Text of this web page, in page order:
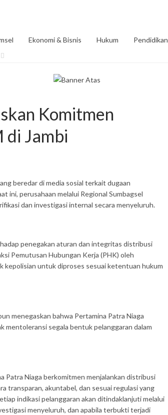
Ekonomi & Bisnis Hukum Pendidikan
Komitmen
di Jambi
beredar di media sosial terkait dugaan
ini, perusahaan melalui Regional Sumbagsel
dan investigasi internal secara menyeluruh.
penegakan aturan dan integritas distribusi
Pemutusan Hubungan Kerja (PHK) oleh
kepolisian untuk diproses sesuai ketentuan hukum
menegaskan bahwa Pertamina Patra Niaga
segala bentuk pelanggaran dalam
Patra Niaga berkomitmen menjalankan distribusi
transparan, akuntabel, dan sesuai regulasi yang
indikasi pelanggaran akan ditindaklanjuti melalui
menyeluruh, dan apabila terbukti terjadi